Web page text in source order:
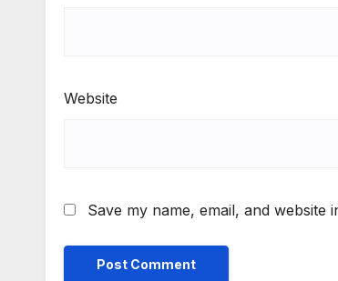
Website
Save my name, email, and